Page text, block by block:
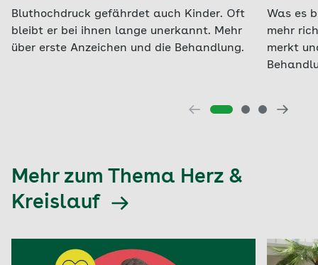
Bluthochdruck gefährdet auch Kinder. Oft
bleibt er bei ihnen lange unerkannt. Mehr
über erste Anzeichen und die Behandlung.
Was es
mehr
merkt
Mehr zum Thema Herz &
Kreislauf